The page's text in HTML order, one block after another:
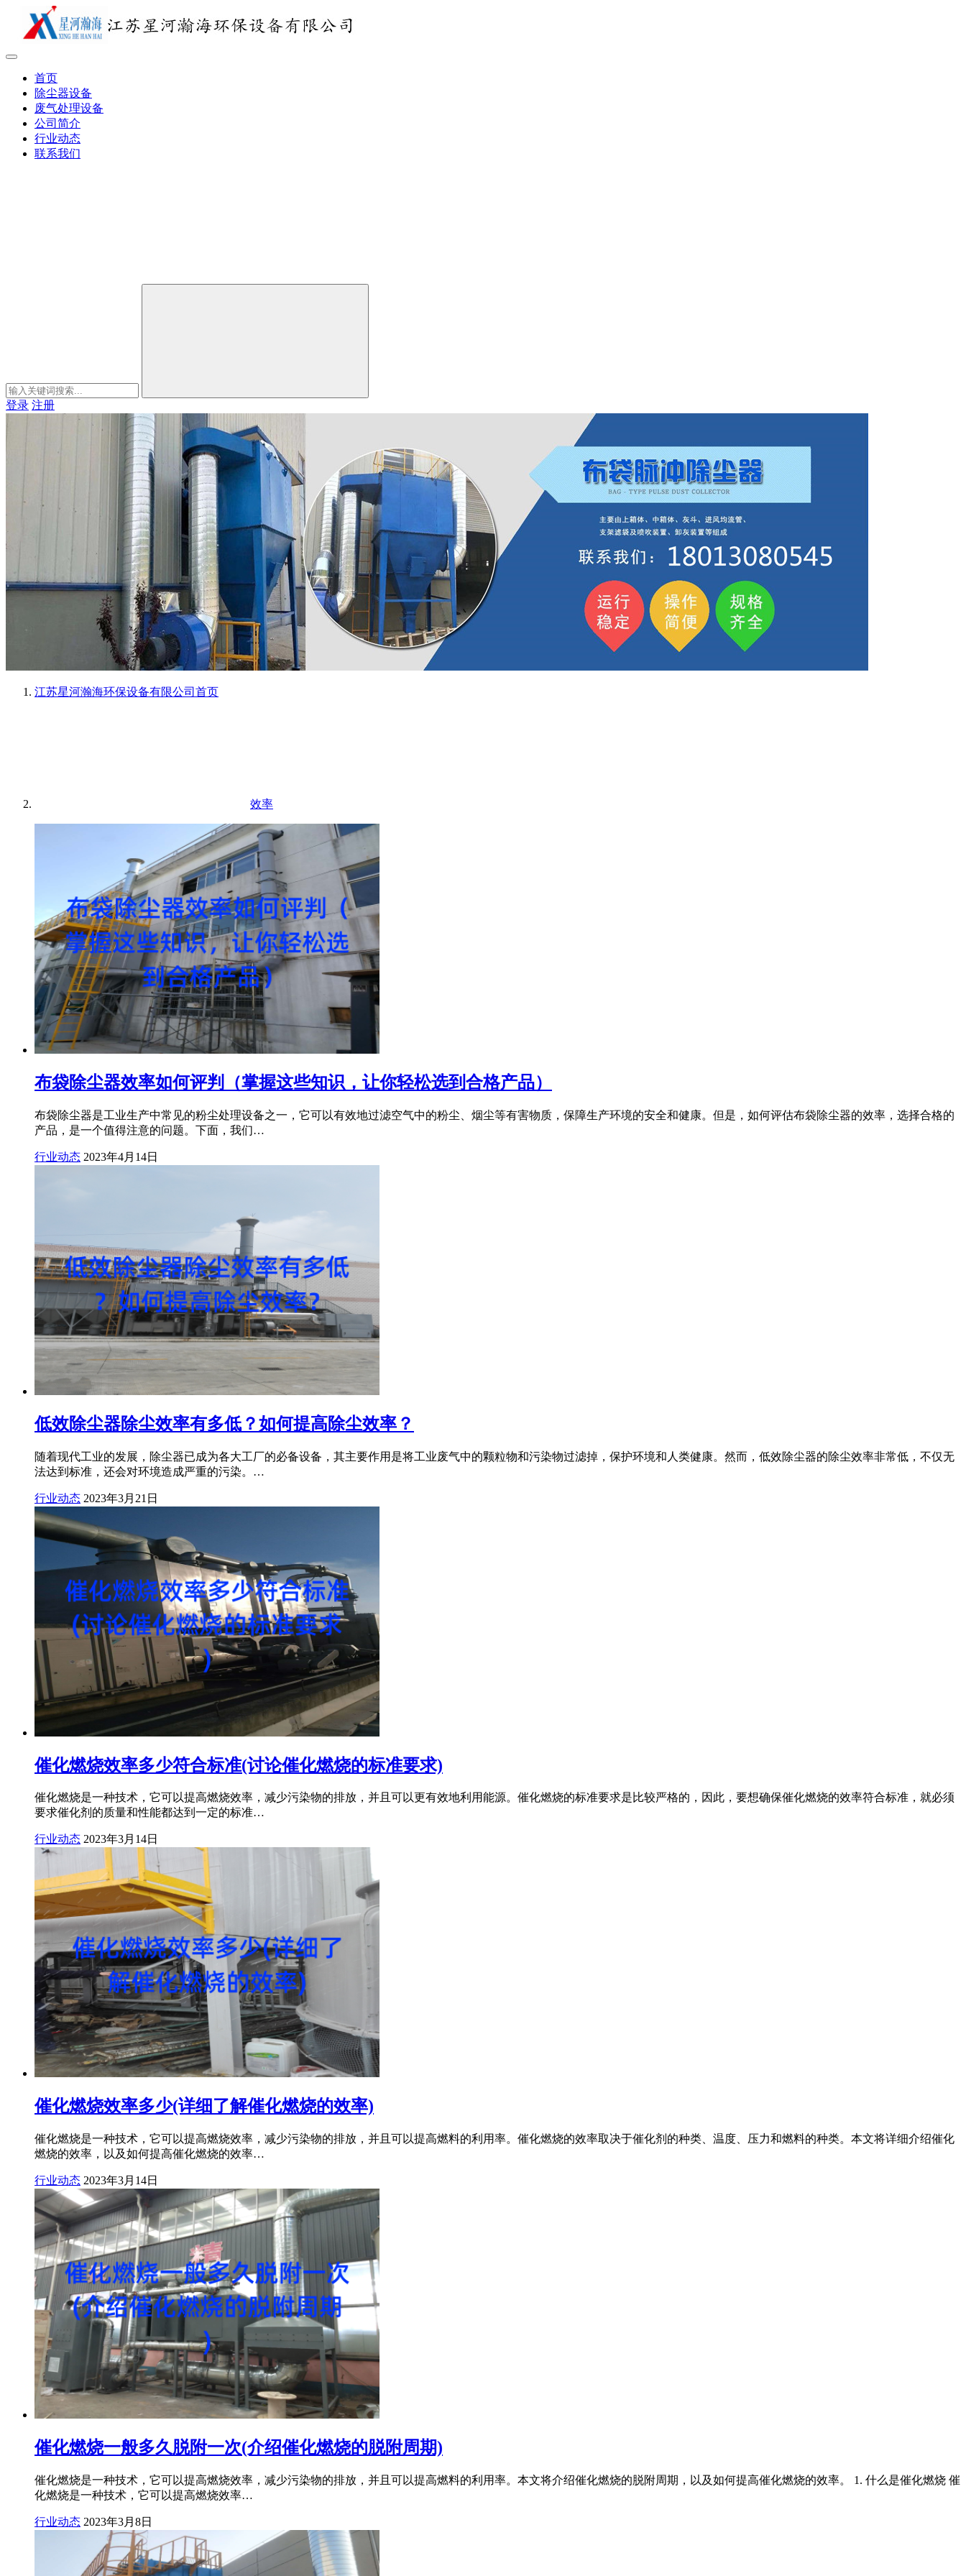
首页
除尘器设备
废气处理设备
公司简介
行业动态
联系我们
登录 注册
江苏星河瀚海环保设备有限公司 首页
效率
布袋除尘器效率如何评判（掌握这些知识，让你轻松选到合格产品）
布袋除尘器是工业生产中常见的粉尘处理设备之一，它可以有效地过滤空气中的粉尘、烟尘等有害物质，保障生产环境的安全和健康。但是，如何评估布袋除尘器的效率，选择合格的
产品，是一个值得注意的问题。下面，我们…
行业动态 2023年4月14日
低效除尘器除尘效率有多低？如何提高除尘效率？
随着现代工业的发展，除尘器已成为各大工厂的必备设备，其主要作用是将工业废气中的颗粒物和污染物过滤掉，保护环境和人类健康。然而，低效除尘器的除尘效率非常低，不仅无
法达到标准，还会对环境造成严重的污染。…
行业动态 2023年3月21日
催化燃烧效率多少符合标准(讨论催化燃烧的标准要求)
催化燃烧是一种技术，它可以提高燃烧效率，减少污染物的排放，并且可以更有效地利用能源。催化燃烧的标准要求是比较严格的，因此，要想确保催化燃烧的效率符合标准，就必须
要求催化剂的质量和性能都达到一定的标准…
行业动态 2023年3月14日
催化燃烧效率多少(详细了解催化燃烧的效率)
催化燃烧是一种技术，它可以提高燃烧效率，减少污染物的排放，并且可以提高燃料的利用率。催化燃烧的效率取决于催化剂的种类、温度、压力和燃料的种类。本文将详细介绍催化
燃烧的效率，以及如何提高催化燃烧的效率…
行业动态 2023年3月14日
催化燃烧一般多久脱附一次(介绍催化燃烧的脱附周期)
催化燃烧是一种技术，它可以提高燃烧效率，减少污染物的排放，并且可以提高燃料的利用率。本文将介绍催化燃烧的脱附周期，以及如何提高催化燃烧的效率。 1. 什么是催化燃烧 催
化燃烧是一种技术，它可以提高燃烧效率…
行业动态 2023年3月8日